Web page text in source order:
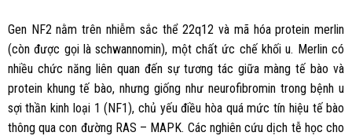
Gen NF2 nằm trên nhiễm sắc thể 22q12 và mã hóa protein merlin
(còn được gọi là schwannomin), một chất ức chế khối u. Merlin có
nhiều chức năng liên quan đến sự tương tác giữa màng tế bào và
protein khung tế bào, nhưng giống như neurofibromin trong bệnh u
sợi thần kinh loại 1 (NF1), chủ yếu điều hòa quá mức tín hiệu tế bào
thông qua con đường RAS – MAPK. Các nghiên cứu dịch tễ học cho